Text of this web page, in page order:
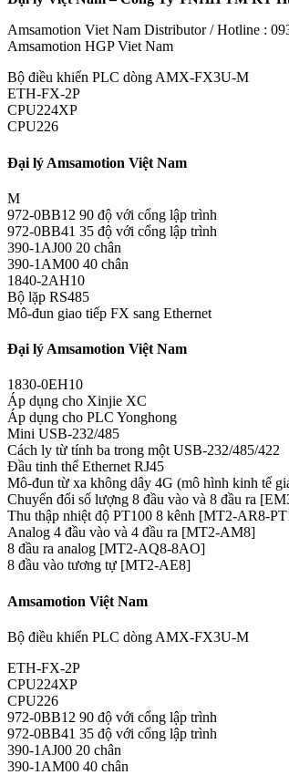
Amsamotion Viet Nam Distributor / Hotline :
Amsamotion HGP Viet Nam
Bộ điều khiển PLC dòng AMX-FX3U-M
ETH-FX-2P
CPU224XP
CPU226
Đại lý Amsamotion Việt Nam
M
972-0BB12 90 độ với cổng lập trình
972-0BB41 35 độ với cổng lập trình
390-1AJ00 20 chân
390-1AM00 40 chân
1840-2AH10
Bộ lặp RS485
Mô-đun giao tiếp FX sang Ethernet
Đại lý Amsamotion Việt Nam
1830-0EH10
Áp dụng cho Xinjie XC
Áp dụng cho PLC Yonghong
Mini USB-232/485
Cách ly từ tính ba trong một USB-232/485/422
Đầu tinh thể Ethernet RJ45
Mô-đun từ xa không dây 4G (mô hình kinh tế
Chuyển đổi số lượng 8 đầu vào và 8 đầu ra
Thu thập nhiệt độ PT100 8 kênh [MT2-AR8-
Analog 4 đầu vào và 4 đầu ra [MT2-AM8]
8 đầu ra analog [MT2-AQ8-8AO]
8 đầu vào tương tự [MT2-AE8]
Amsamotion Việt Nam
Bộ điều khiển PLC dòng AMX-FX3U-M
ETH-FX-2P
CPU224XP
CPU226
972-0BB12 90 độ với cổng lập trình
972-0BB41 35 độ với cổng lập trình
390-1AJ00 20 chân
390-1AM00 40 chân